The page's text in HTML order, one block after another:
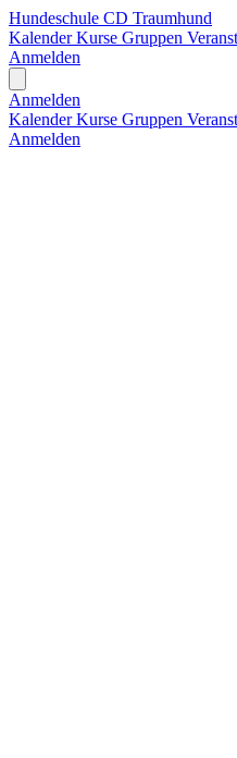
Hundeschule CD Traumhund
KalenderKurse Gruppen
Anmelden
Anmelden
KalenderKurse Gruppen
Anmelden